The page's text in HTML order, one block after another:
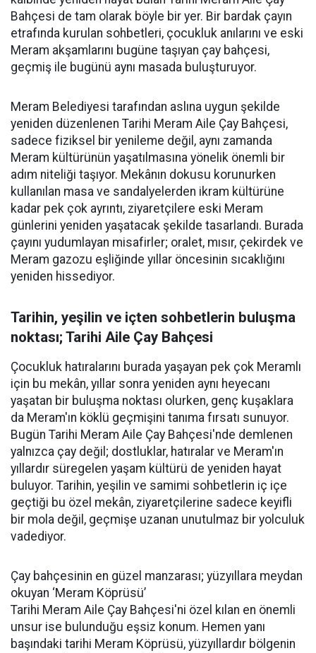
Bahçesi de tam olarak böyle bir yer. Bir bardak çayın
etrafında kurulan sohbetleri, çocukluk anılarını ve eski
Meram akşamlarını bugüne taşıyan çay bahçesi,
geçmiş ile bugünü aynı masada buluşturuyor.
Meram Belediyesi tarafından aslına uygun şekilde
yeniden düzenlenen Tarihi Meram Aile Çay Bahçesi,
sadece fiziksel bir yenileme değil, aynı zamanda
Meram kültürünün yaşatılmasına yönelik önemli bir
adım niteliği taşıyor. Mekânın dokusu korunurken
kullanılan masa ve sandalyelerden ikram kültürüne
kadar pek çok ayrıntı, ziyaretçilere eski Meram
günlerini yeniden yaşatacak şekilde tasarlandı. Burada
çayını yudumlayan misafirler; oralet, mısır, çekirdek ve
Meram gazozu eşliğinde yıllar öncesinin sıcaklığını
yeniden hissediyor.
Tarihin, yeşilin ve içten sohbetlerin buluşma
noktası; Tarihi Aile Çay Bahçesi
Çocukluk hatıralarını burada yaşayan pek çok Meramlı
için bu mekân, yıllar sonra yeniden aynı heyecanı
yaşatan bir buluşma noktası olurken, genç kuşaklara
da Meram'ın köklü geçmişini tanıma fırsatı sunuyor.
Bugün Tarihi Meram Aile Çay Bahçesi'nde demlenen
yalnızca çay değil; dostluklar, hatıralar ve Meram'ın
yıllardır süregelen yaşam kültürü de yeniden hayat
buluyor. Tarihin, yeşilin ve samimi sohbetlerin iç içe
geçtiği bu özel mekân, ziyaretçilerine sadece keyifli
bir mola değil, geçmişe uzanan unutulmaz bir yolculuk
vadediyor.
Çay bahçesinin en güzel manzarası; yüzyıllara meydan
okuyan ‘Meram Köprüsü’
Tarihi Meram Aile Çay Bahçesi'ni özel kılan en önemli
unsur ise bulunduğu eşsiz konum. Hemen yanı
başındaki tarihi Meram Köprüsü, yüzyıllardır bölgenin